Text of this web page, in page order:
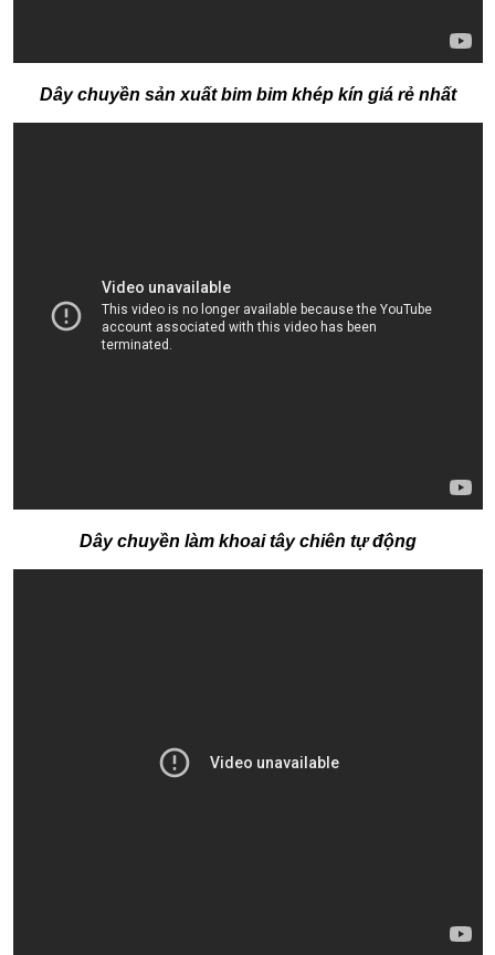
Dây chuyền sản xuất bim bim khép kín giá rẻ nhất
Dây chuyền làm khoai tây chiên tự động